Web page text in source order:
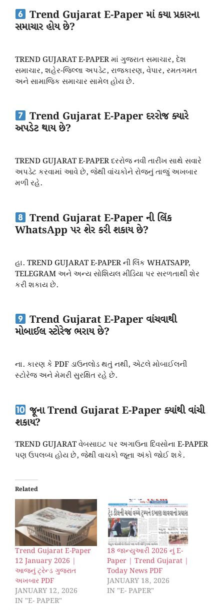
Trend Gujarat E-Paper માં કયા પ્રકારના
સમાચાર હોય છે?
TREND GUJARAT E-PAPER માં ગુજરાત સમાચાર, દેશ
સમાચાર, શહેર-જિલ્લા અપડેટ, રાજકારણ, વેપાર, રમતગમત
અને સામાજિક સમાચાર સામેલ હોય છે.
Trend Gujarat E-Paper દરરોજ ક્યારે
અપડેટ થાય છે?
TREND GUJARAT E-PAPER દરરોજ નવી તારીખ સાથે સવારે
અપડેટ કરવામાં આવે છે, જેથી વાંચકોને રોજનું તાજું અખબાર
મળી રહે.
Trend Gujarat E-Paper ની લિંક
WhatsApp પર શેર કરી શકાય છે?
હા. TREND GUJARAT E-PAPER ની લિંક WHATSAPP,
TELEGRAM અને અન્ય સોશિયલ મીડિયા પર સરળતાથી શેર
કરી શકાય છે.
Trend Gujarat E-Paper વાંચવાથી
મોબાઈલ સ્ટોરેજ ભરાય છે?
ના. કારણ કે PDF ડાઉનલોડ થતું નથી, એટલે મોબાઈલની
સ્ટોરેજ અને મેમરી સુરક્ષિત રહે છે.
જૂના Trend Gujarat E-Paper ક્યાંથી વાંચી
શકાય?
TREND GUJARAT વેબસાઇટ પર અગાઉના દિવસોના E-PAPER
પણ ઉપલબ્ધ હોય છે, જેથી વાચકો જૂના અંકો જોઈ શકે.
Related
Trend Gujarat E-Paper
12 January 2026 |
આજનું ટ્રેન્ડ ગુજરાત
અખબાર PDF
JANUARY 12, 2026
IN "E- PAPER"
18 જાન્યુઆરી 2026 નું E-
Paper | Trend Gujarat |
Today News PDF
JANUARY 18, 2026
IN "E- PAPER"